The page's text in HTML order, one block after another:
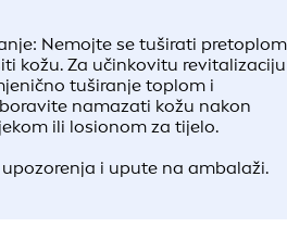
Nemojte se tuširati pretoplom
kožu. Za učinkovitu revitalizaciju
tuširanje toplom i
namazati kožu nakon
ili losionom za tijelo.
i upute na ambalaži.